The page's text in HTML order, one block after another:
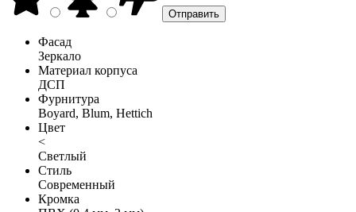
Фасад
Зеркало
Материал корпуса
ДСП
Фурнитура
Boyard, Blum, Hettich
Цвет
<
Светлый
Стиль
Современный
Кромка